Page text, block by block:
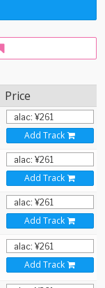
Price
Add Track
Add Track
Add Track
Add Track